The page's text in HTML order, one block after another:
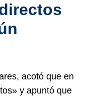
acotó que en
y apuntó que